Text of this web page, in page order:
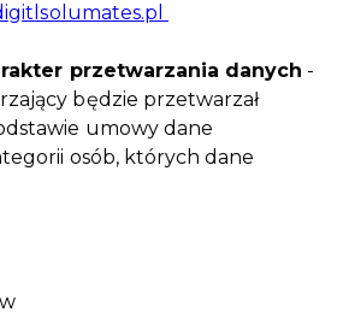
przetwarzania danych -
będzie przetwarzał
umowy dane
osób, których dane